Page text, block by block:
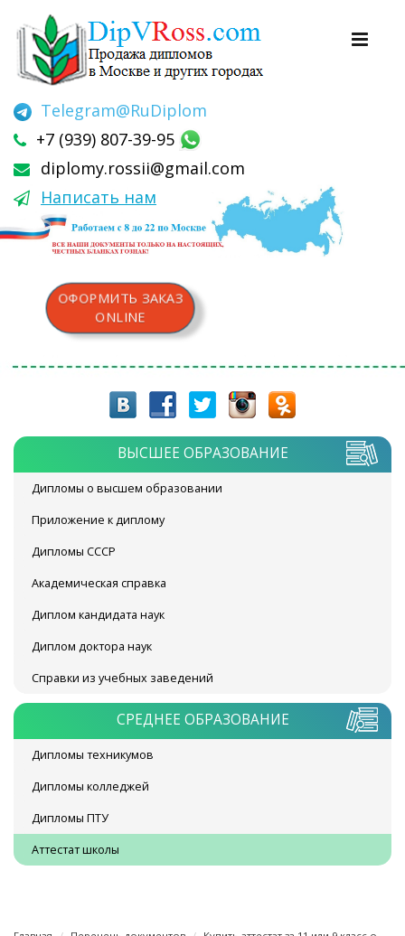
Telegram@RuDiplom
+7 (939) 807-39-95
diplomy.rossii@gmail.com
Написать нам
ОФОРМИТЬ ЗАКАЗ
ONLINE
ВЫСШЕЕ ОБРАЗОВАНИЕ
Дипломы о высшем образовании
Приложение к диплому
Дипломы СССР
Академическая справка
Диплом кандидата наук
Диплом доктора наук
Справки из учебных заведений
СРЕДНЕЕ ОБРАЗОВАНИЕ
Дипломы техникумов
Дипломы колледжей
Дипломы ПТУ
Аттестат школы